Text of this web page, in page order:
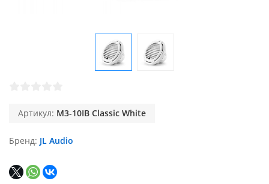
Артикул: M3-10IB Classic White
Бренд JL Audio